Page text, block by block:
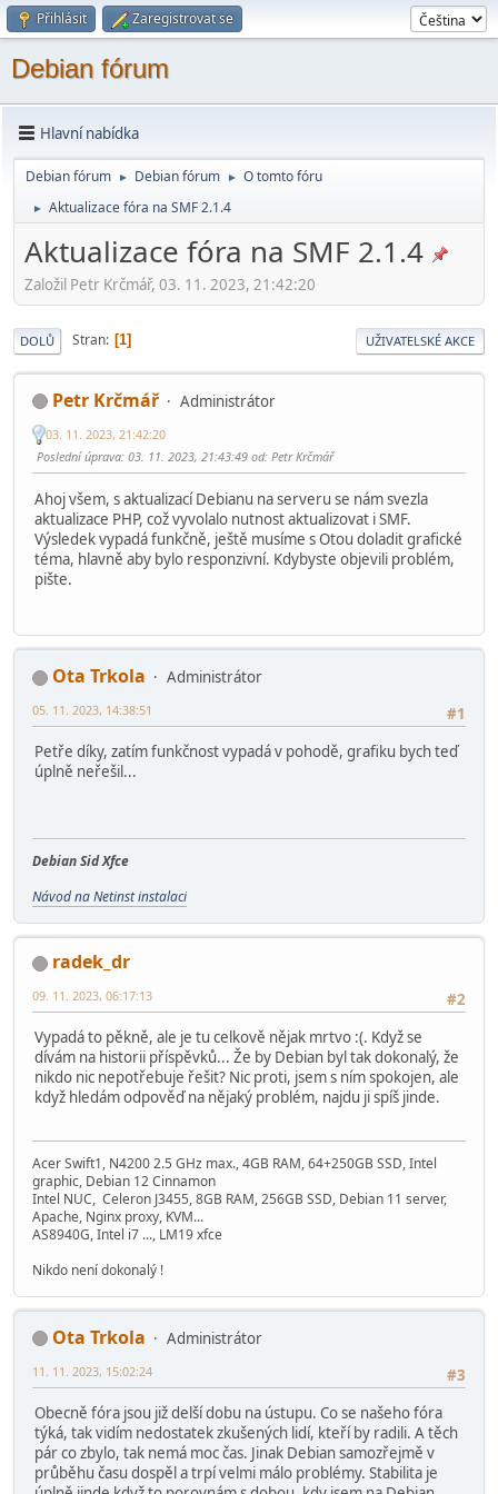
Přihlásit Zaregistrovat se
Debian fórum
Hlavní nabídka
Debian fórum ► Debian fórum ► O tomto fóru
► Aktualizace fóra na SMF 2.1.4
Aktualizace fóra na SMF 2.1.4
Založil Petr Krčmář, 03. 11. 2023, 21:42:20
DOLŮ Stran 1 UŽIVATELSKÉ AKCE
Petr Krčmář Administrátor
03. 11. 2023, 21:42:20
Poslední úprava: 03. 11. 2023, 21:43:49 od: Petr Krčmář
Ahoj všem, s aktualizací Debianu na serveru se nám svezla
aktualizace PHP, což vyvolalo nutnost aktualizovat i SMF.
Výsledek vypadá funkčně, ještě musíme s Otou doladit grafické
téma, hlavně aby bylo responzivní. Kdybyste objevili problém,
pište.
Ota Trkola
Administrátor
#1
05. 11. 2023, 14:38:51
Petře díky, zatím funkčnost vypadá v pohodě, grafiku bych teď
úplně neřešil...
Debian Sid Xfce
Návod na Netinst instalaci
radek_dr
#2
09. 11. 2023, 06:17:13
Vypadá to pěkně, ale je tu celkově nějak mrtvo :(. Když se
dívám na historii příspěvků... Že by Debian byl tak dokonalý, že
nikdo nic nepotřebuje řešit? Nic proti, jsem s ním spokojen, ale
když hledám odpověď na nějaký problém, najdu ji spíš jinde.
Acer Swift1, N4200 2.5 GHz max., 4GB RAM, 64+250GB SSD, Intel
graphic, Debian 12 Cinnamon
Intel NUC, Celeron J3455, 8GB RAM, 256GB SSD, Debian 11 server,
Apache, Nginx proxy, KVM...
AS8940G, Intel i7 ..., LM19 xfce
Nikdo není dokonalý !
Ota Trkola
Administrátor
#3
11. 11. 2023, 15:02:24
Obecně fóra jsou již delší dobu na ústupu. Co se našeho fóra
týká, tak vidím nedostatek zkušených lidí, kteří by radili. A těch
pár co zbylo, tak nemá moc čas. Jinak Debian samozřejmě v
průběhu času dospěl a trpí velmi málo problémy. Stabilita je